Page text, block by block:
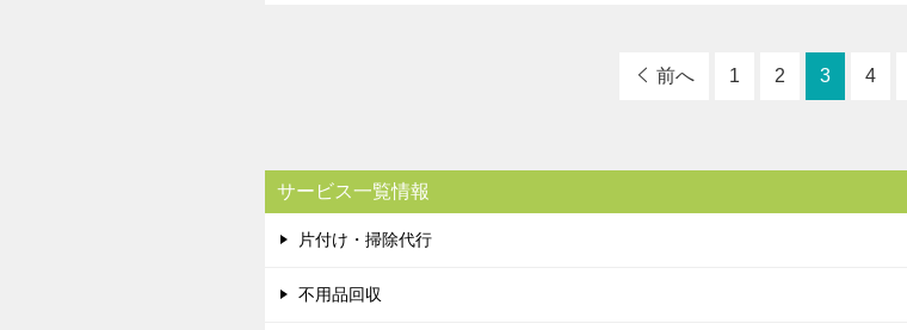
前へ 1 2 3 4
サービス一覧情報
片付け・掃除代行
不用品回収